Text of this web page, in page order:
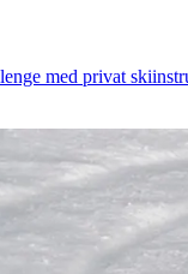
med privat